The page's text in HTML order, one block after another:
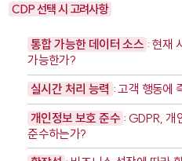
CDP 선택 시 고려사항
통합 가능한 데이터 소스 : 현재
가능한가?
실시간 처리 능력 : 고객 행동에
개인정보 보호 준수 : GDPR, 개
준수하는가?